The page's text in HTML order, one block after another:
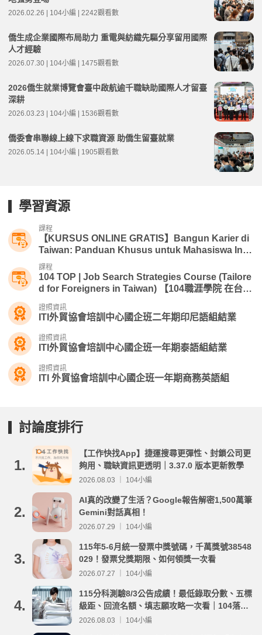
2026.02.26 | 104小編 | 2242觀看數
僑生成企業國際布局助力 重電與紡織先驅分享留用國際
人才經驗
2026.07.30 | 104小編 | 1475觀看數
2026僑生就業博覽會臺中啟航逾千職缺助國際人才留臺
深耕
2026.03.23 | 104小編 | 1536觀看數
僑委會串聯線上線下求職資源 助僑生留臺就業
2026.05.14 | 104小編 | 1905觀看數
學習資源
課程
【KURSUS ONLINE GRATIS】Bangun Karier di
Taiwan: Panduan Khusus untuk Mahasiswa Inte
rnasional | 104 Foreigners
課程
104 TOP | Job Search Strategies Course (Tailore
d for Foreigners in Taiwan) 【104職涯學院 在台僑
證照資訊
ITI外貿協會培訓中心國企班二年期印尼語組結業
證照資訊
ITI外貿協會培訓中心國企班一年期泰語組結業
證照資訊
ITI 外貿協會培訓中心國企班一年期商務英語組
討論度排行
1.
【工作快找App】捷運搜尋更彈性、封鎖公司更
夠用、職缺資訊更透明｜3.37.0 版本更新教學
2026.08.03 ｜ 104小編
2.
AI真的改變了生活？Google報告解密1,500萬筆
Gemini對話真相！
2026.07.29 ｜ 104小編
3.
115年5-6月統一發票中獎號碼，千萬獎號38548
029！發票兌獎期限、如何領獎一次看
2026.07.27 ｜ 104小編
4.
115分科測驗8/3公告成績！最低錄取分數、五標
級距、回流名額、填志願攻略一次看｜104落點
分析
2026.08.03 ｜ 104小編